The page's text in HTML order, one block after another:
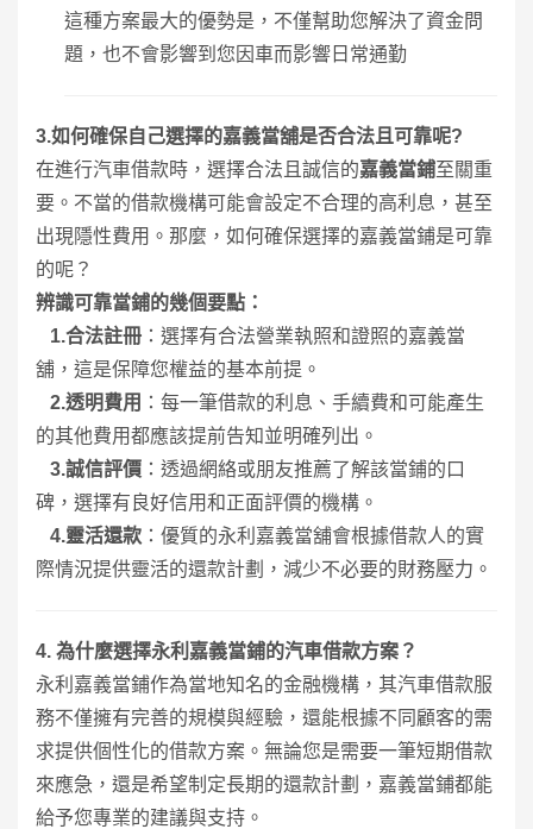
這種方案最大的優勢是，不僅幫助您解決了資金問
題，也不會影響到您因車而影響日常通勤
3.如何確保自己選擇的嘉義當舖是否合法且可靠呢?
在進行汽車借款時，選擇合法且誠信的嘉義當鋪至關重
要。不當的借款機構可能會設定不合理的高利息，甚至
出現隱性費用。那麼，如何確保選擇的嘉義當鋪是可靠
的呢？
辨識可靠當鋪的幾個要點：
1.合法註冊 ：選擇有合法營業執照和證照的嘉義當
舖，這是保障您權益的基本前提。
2.透明費用 ：每一筆借款的利息、手續費和可能產生
的其他費用都應該提前告知並明確列出。
3.誠信評價 ：透過網絡或朋友推薦了解該當鋪的口
碑，選擇有良好信用和正面評價的機構。
4.靈活還款 ：優質的永利嘉義當舖會根據借款人的實
際情況提供靈活的還款計劃，減少不必要的財務壓力。
4. 為什麼選擇永利嘉義當鋪的汽車借款方案？
永利嘉義當鋪作為當地知名的金融機構，其汽車借款服
務不僅擁有完善的規模與經驗，還能根據不同顧客的需
求提供個性化的借款方案。無論您是需要一筆短期借款
來應急，還是希望制定長期的還款計劃，嘉義當鋪都能
給予您專業的建議與支持。